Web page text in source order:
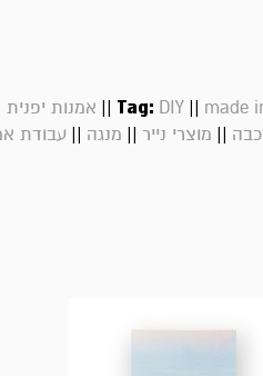
Tag: DIY|| made
|| אמנות יפנית
|| מוצרי נייר || מנגה ||עבודת